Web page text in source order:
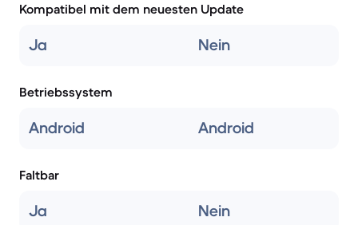
Kompatibel mit dem neuesten Update
Ja Nein
Betriebssystem
Android Android
Faltbar
Ja Nein